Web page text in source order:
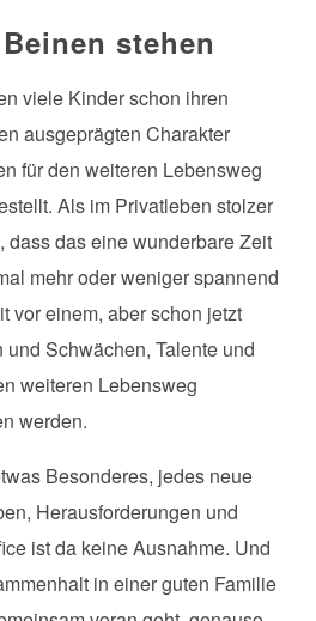
stehen
viele Kinder schon ihren
ausgeprägten Charakter
für den weiteren Lebensweg
Als im Privatleben stolzer
dass das eine wunderbare Zeit
mehr oder weniger spannend
vor einem, aber schon jetzt
Schwächen, Talente und
weiteren Lebensweg
werden.
Besonderes, jedes neue
Herausforderungen und
ist da keine Ausnahme. Und
in einer guten Familie